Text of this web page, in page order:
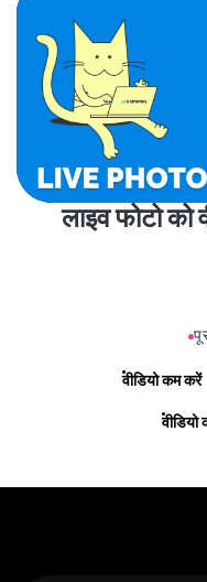
लाइव फोटो को
वीडियो कम करें